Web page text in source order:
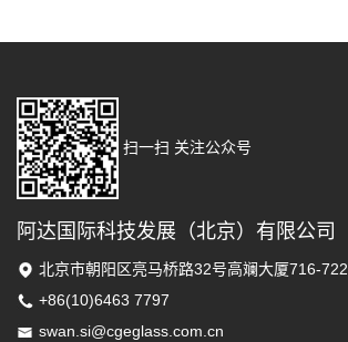
扫一扫 关注公众号
阿达国际科技发展（北京）有限公司
北京市朝阳区亮马桥路32号高斓大厦716-722
+86(10)6463 7797
swan.si@cgeglass.com.cn